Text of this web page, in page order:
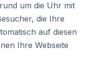
um die Uhr mit
die Ihre
auf diesen
Ihre Webseite